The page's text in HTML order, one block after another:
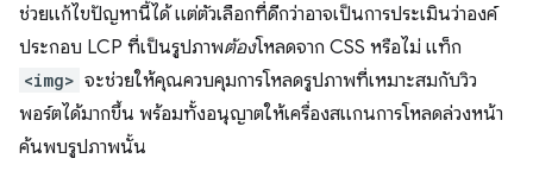
ช่วยแก้ไขปัญหานี้ได้ แต่ตัวเลือกที่ดีกว่าอาจเป็นการประเมินว่าองค์
ประกอบ LCP ที่เป็นรูปภาพต้องโหลดจาก CSS หรือไม่ แท็ก
<img> จะช่วยให้คุณควบคุมการโหลดรูปภาพที่เหมาะสมกับวิว
พอร์ตได้มากขึ้น พร้อมทั้งอนุญาตให้เครื่องสแกนการโหลดล่วงหน้า
ค้นพบรูปภาพนั้น